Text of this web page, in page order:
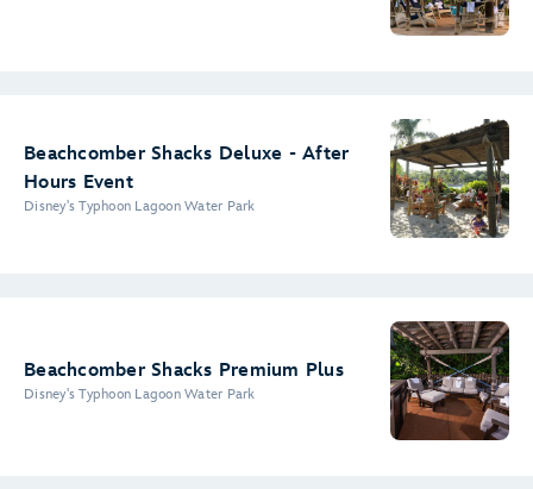
Beachcomber Shacks Deluxe - After
Hours Event
Disney's Typhoon Lagoon Water Park
Beachcomber Shacks Premium Plus
Disney's Typhoon Lagoon Water Park